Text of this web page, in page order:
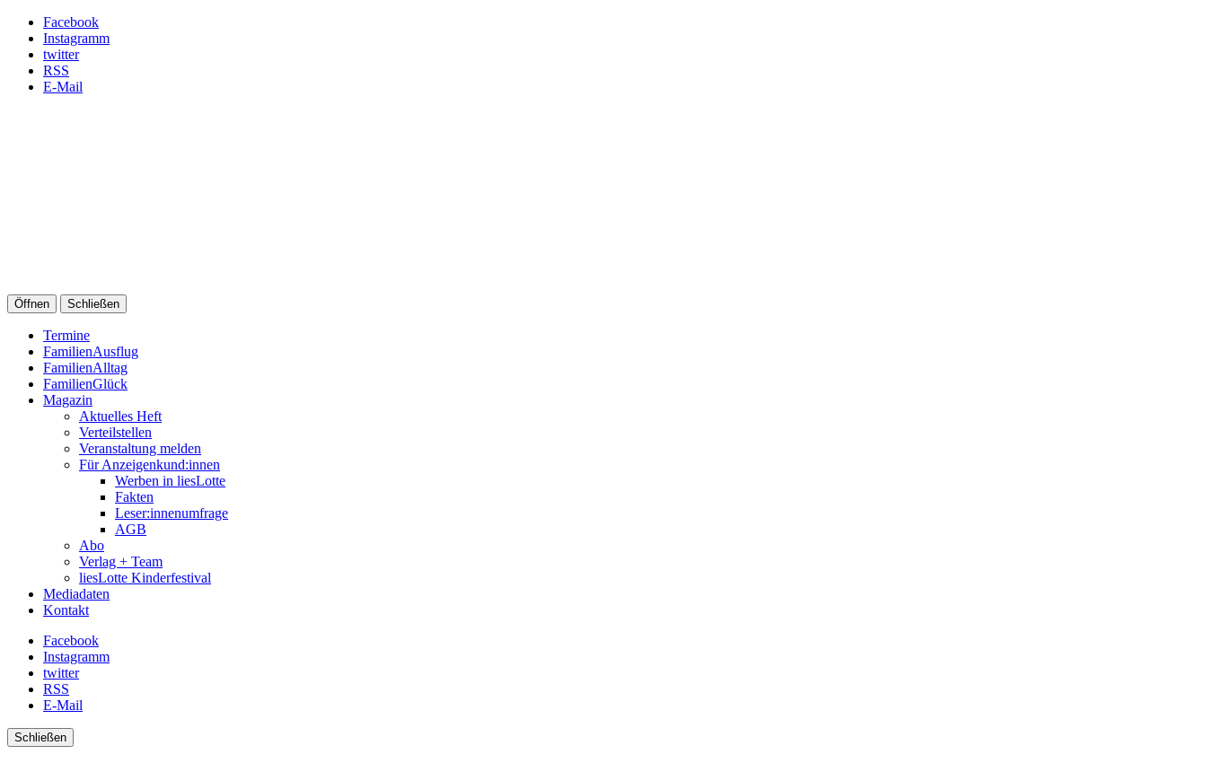
Facebook
Instagramm
twitter
RSS
E-Mail
Öffnen Schließen
Termine
FamilienAusflug
FamilienAlltag
FamilienGlück
Magazin
Aktuelles Heft
Verteilstellen
Veranstaltung melden
Für Anzeigenkund:innen
Werben in liesLotte
Fakten
Leser:innenumfrage
AGB
Abo
Verlag + Team
liesLotte Kinderfestival
Mediadaten
Kontakt
Facebook
Instagramm
twitter
RSS
E-Mail
Schließen